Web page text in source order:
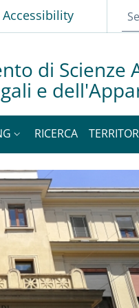
Accessibility
di Scienze
e
RICERCA